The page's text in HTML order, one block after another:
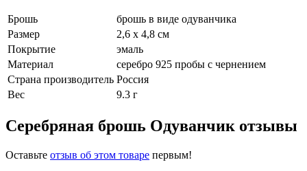
Брошь
брошь в виде одуванчика
Размер
2,6 х 4,8 см
Покрытие
эмаль
Материал
серебро 925 пробы с чернением
Страна производитель Россия
Вес
9.3 г
Серебряная брошь Одуванчик отзывы
Оставьте отзыв об этом товаре первым!